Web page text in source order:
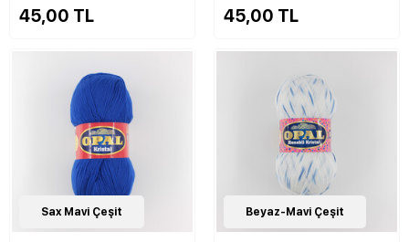
45,00 TL 45,00 TL
82Çeşit
Sax Mavi Çeşit 11Çeşit
Beyaz-Mavi Çeşit